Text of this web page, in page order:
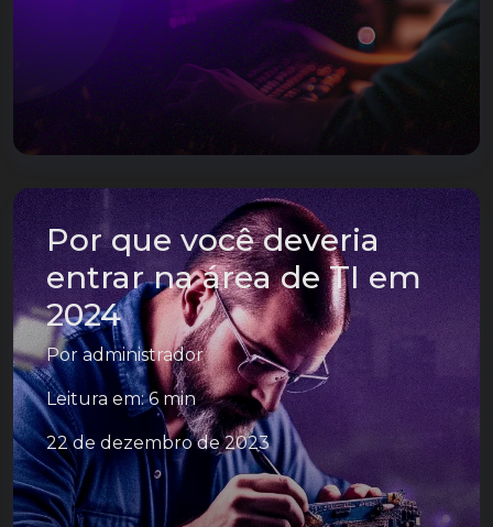
Por que você deveria
entrar na área de TI em
2024
Poradministrador
Leitura em: 6 min
22 de dezembro de 2023